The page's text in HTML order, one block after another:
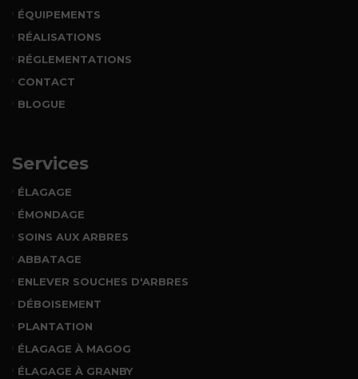
ÉQUIPEMENTS
RÉALISATIONS
RÉGLEMENTATIONS
CONTACT
BLOGUE
Services
ÉLAGAGE
ÉMONDAGE
SOINS AUX ARBRES
ABBATAGE
ENLEVER SOUCHES D'ARBRES
DÉBOISEMENT
PLANTATION
ÉLAGAGE À MAGOG
ÉLAGAGE À GRANBY